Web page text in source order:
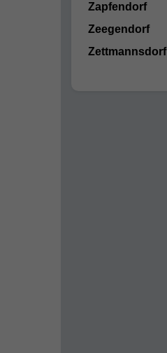
Zapfendorf
Zeegendorf
Zettmannsdorf